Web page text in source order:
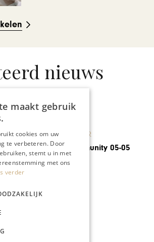
nieuws
MECC faciliteert TEFAF nu en
in de toekomst
maakt gebruik
cookies om uw
te verbeteren. Door
stemt u in met
met ons
verder